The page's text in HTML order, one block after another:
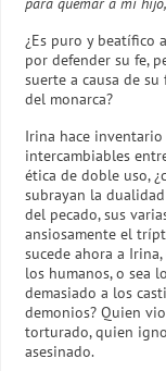
¿Es puro y beatífico
por defender su fe,
suerte a causa de
del monarca?
Irina hace inventario
intercambiables
ética de doble uso,
subrayan la
del pecado, sus
ansiosamente el
sucede ahora a
los humanos, o sea
demasiado a los
demonios? Quien
torturado, quien
asesinado.